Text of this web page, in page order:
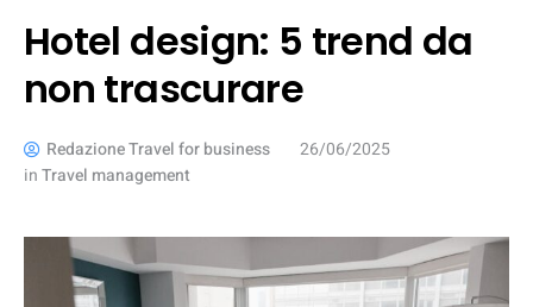
Hotel design: 5 trend da
non trascurare
Redazione Travel for business
26/06/2025
inTravel management